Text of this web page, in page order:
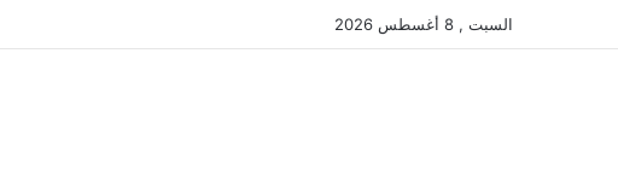
السبت , 8 أغسطس 2026